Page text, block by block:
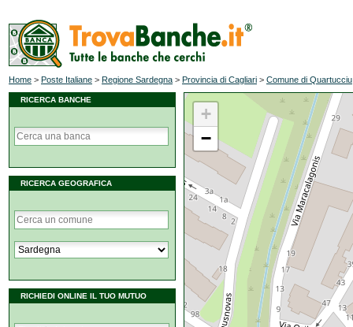
Home > Poste Italiane > Regione Sardegna > Provincia di Cagliari > Comune di Quartucciu
RICERCA BANCHE
RICERCA GEOGRAFICA
RICHIEDI ONLINE IL TUO MUTUO
+
−